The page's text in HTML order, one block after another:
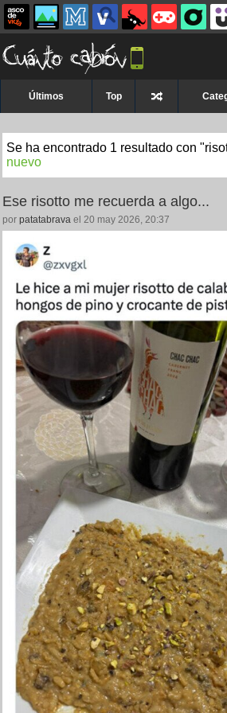
Últimos Top
Se ha encontrado 1 resultado con
nuevo
Ese risotto me recuerda a algo...
por patatabrava el 20 may 2026, 20:37